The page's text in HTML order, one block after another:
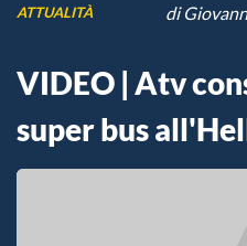
ATTUALITÀ di
VIDEO | Atv
super bus